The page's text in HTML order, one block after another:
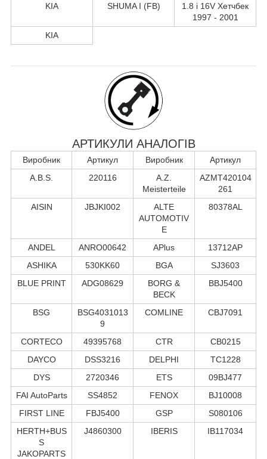
KIA
SHUMA I (FB)
1.8 i 16V Хетчбек
1997 - 2001
KIA
АРТИКУЛИ АНАЛОГІВ
Виробник Артикул Виробник
Артикул
A.B.S.
220116
A.Z.
Meisterteile
AZMT420104
261
AISIN
JBJKI002
ALTE
AUTOMOTIV
E
80378AL
ANDEL ANRO00642 APlus
13712AP
ASHIKA
530KK60 BGA
SJ3603
BLUE PRINT
ADG08629
BORG &
BECK
BBJ5400
BSG
BSG4031013
9
COMLINE CBJ7091
CORTECO 49395768 CTR
CB0215
DAYCO
DSS3216 DELPHI
TC1228
DYS
2720346 ETS
09BJ477
FAI AutoParts
SS4852 FENOX
BJ10008
FIRST LINE
FBJ5400 GSP
S080106
HERTH+BUS
S
JAKOPARTS
J4860300 IBERIS IB117034